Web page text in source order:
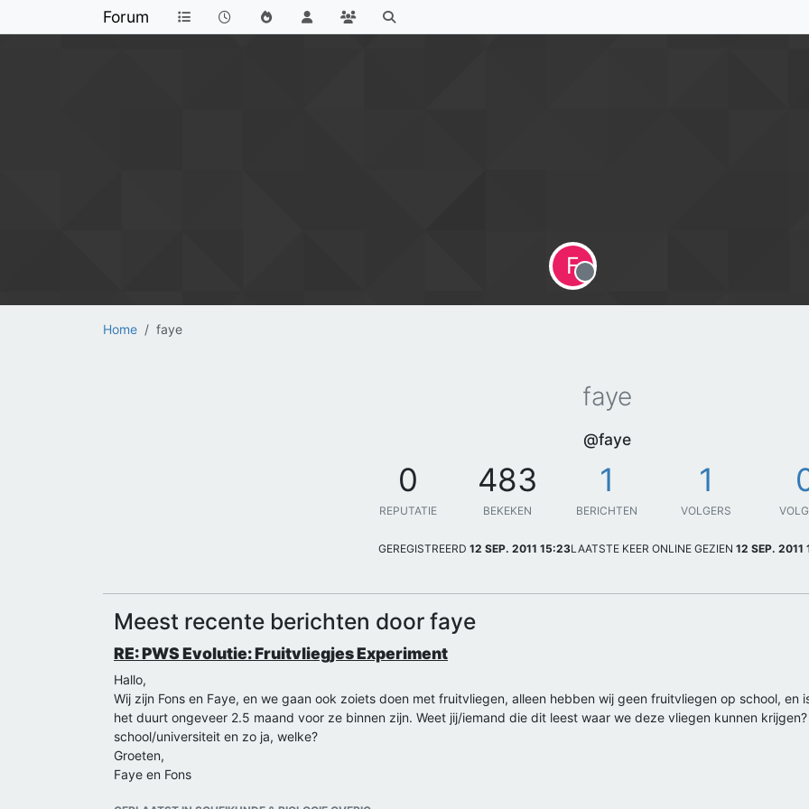
Forum
Home faye
F
Offline
faye
@faye
0
REPUTATIE
483
BEKEKEN
1
BERICHTEN
1
VOLGERS
GEREGISTREERD 12 SEP. 2011 15:23LAATSTE KEER ONLINE GEZIEN 12 SEP. 2011
Meest recente berichten door faye
RE: PWS Evolutie: Fruitvliegjes Experiment
Hallo,
Wij zijn Fons en Faye, en we gaan ook zoiets doen met fruitvliegen, alleen hebben wij geen fruitvliegen op school, en
het duurt ongeveer 2.5 maand voor ze binnen zijn. Weet jij/iemand die dit leest waar we deze vliegen kunnen
school/universiteit en zo ja, welke?
Groeten,
Faye en Fons